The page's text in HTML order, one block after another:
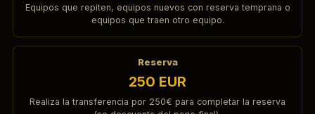
Equipos que repiten, equipos nuevos con reserva temprana o
equipos que traen otro equipo.
Reserva
250 EUR
Realiza la transferencia por 250€ para completar la reserva